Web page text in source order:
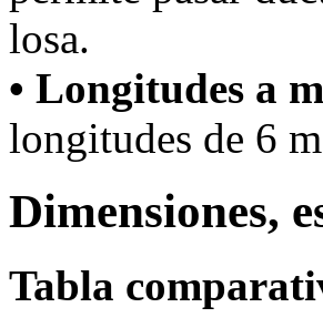
losa.
• Longitudes a
longitudes de 6
Dimensiones,
Tabla